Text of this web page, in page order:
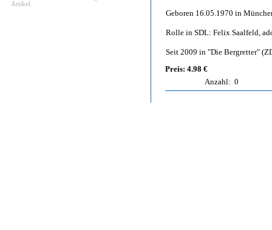
Artikel.
Geboren 16.05.1970 in
Rolle in SDL: Felix Saalfeld,
Seit 2009 in "Die Bergretter"
Preis: 4.98 €
Anzahl: 0